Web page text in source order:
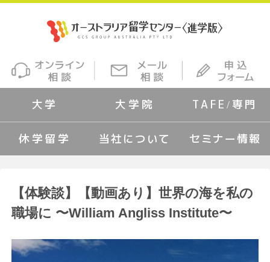
大学 大学院 TAFE/専門
休学留学 当社について セミナー情報
【体験談】【動画あり】世界の海を私の
職場に 〜William Angliss Institute〜